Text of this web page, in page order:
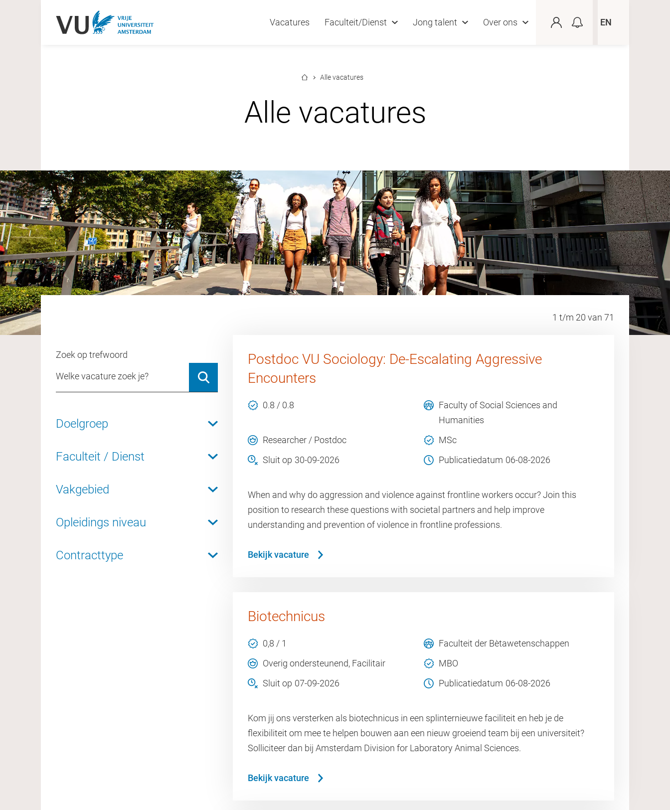
Vacatures Faculteit/Dienst Jong talent Over ons EN
Alle vacatures
Alle vacatures
Zoek op trefwoord
Doelgroep
Faculteit / Dienst
Vakgebied
Opleidings niveau
Contracttype
1 t/m 20 van 71
Postdoc VU Sociology: De-Escalating Aggressive
Encounters
0.8 / 0.8
Faculty of Social Sciences and
Humanities
Researcher / Postdoc
MSc
Sluit op 30-09-2026 Publicatiedatum 06-08-2026
When and why do aggression and violence against frontline workers occur? Join this
position to research these questions with societal partners and help improve
understanding and prevention of violence in frontline professions.
Bekijk vacature
Biotechnicus
0,8 / 1
Faculteit der Bètawetenschappen
Overig ondersteunend, Facilitair
MBO
Sluit op 07-09-2026 Publicatiedatum 06-08-2026
Kom jij ons versterken als biotechnicus in een splinternieuwe faciliteit en heb je de
flexibiliteit om mee te helpen bouwen aan een nieuw groeiend team bij een universiteit?
Solliciteer dan bij Amsterdam Division for Laboratory Animal Sciences.
Bekijk vacature